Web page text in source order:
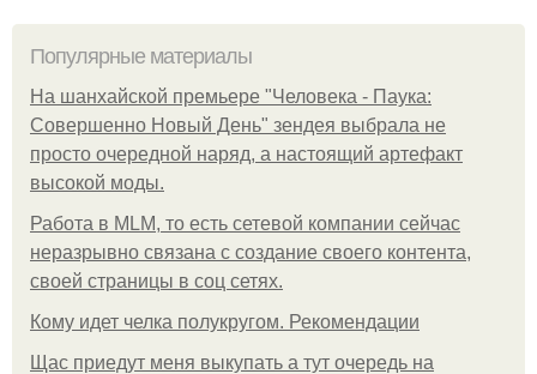
Популярные материалы
На шанхайской премьере "Человека - Паука:
Совершенно Новый День" зендея выбрала не
просто очередной наряд, а настоящий артефакт
высокой моды.
Работа в MLM, то есть сетевой компании сейчас
неразрывно связана с создание своего контента,
своей страницы в соц сетях.
Кому идет челка полукругом. Рекомендации
Щас приедут меня выкупать а тут очередь на